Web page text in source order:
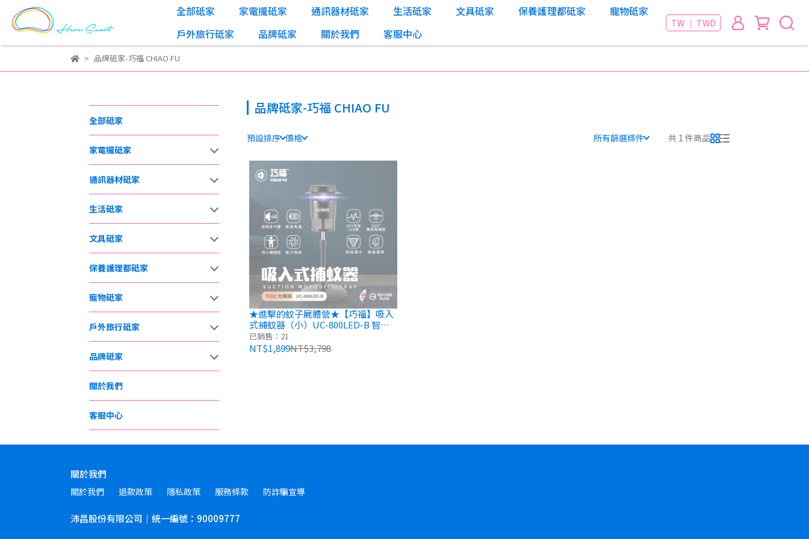
全部砥家 家電攏砥家 通訊器材砥家 生活砥家 文具砥家 保養護理都砥家
寵物砥家
戶外旅行砥家
品牌砥家 關於我們 客服中心
TW ｜ TWD
品牌砥家-巧福 CHIAO FU
全部砥家
家電攏砥家
通訊器材砥家
生活砥家
文具砥家
保養護理都砥家
寵物砥家
戶外旅行砥家
品牌砥家
關於我們
客服中心
品牌砥家-巧福 CHIAO FU
預設排序 價格 所有篩選條件 共 1 件商品
★進擊的蚊子屍體營★【巧福】吸入
式捕蚊器（小）UC-800LED-B 智砥
家
已銷售：21
NT$1,899NT$3,798
關於我們
關於我們 退款政策 隱私政策 服務條款 防詐騙宣導
沛昌股份有限公司｜統一編號：90009777